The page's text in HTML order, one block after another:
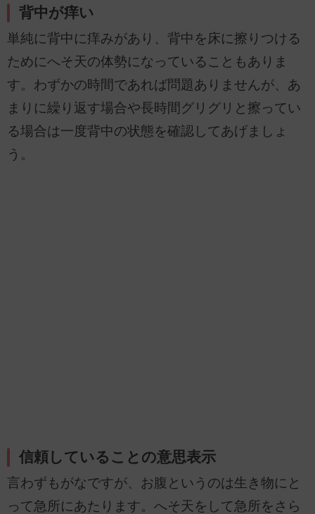
背中が痒い
単純に背中に痒みがあり、背中を床に擦りつける
ためにへそ天の体勢になっていることもありま
す。わずかの時間であれば問題ありませんが、あ
まりに繰り返す場合や長時間グリグリと擦ってい
る場合は一度背中の状態を確認してあげましょ
う。
信頼していることの意思表示
言わずもがなですが、お腹というのは生き物にと
って急所にあたります。へそ天をして急所をさら